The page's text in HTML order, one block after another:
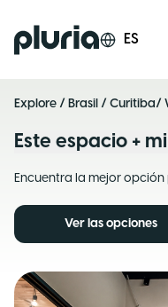
Logo Pluria ES
Explore / Brasil / Curitiba/
Este espacio +
Encuentra la mejor opción
Ver las opciones